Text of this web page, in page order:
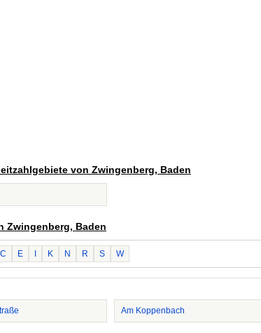
von Zwingenberg, Baden
Zwingenberg, Baden
C E K N R S W
Am Koppenbach